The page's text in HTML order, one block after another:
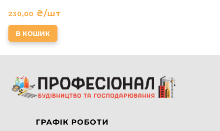
230,00 ₴/шт
В КОШИК
ГРАФІК РОБОТИ